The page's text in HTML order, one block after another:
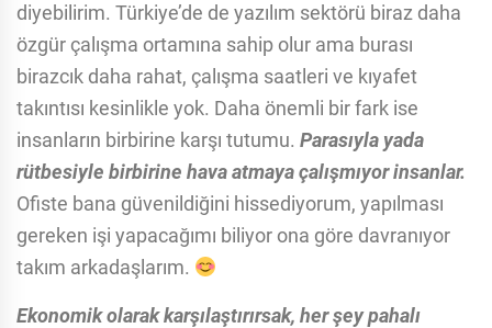
diyebilirim. Türkiye’de de yazılım sektörü biraz daha
özgür çalışma ortamına sahip olur ama burası
birazcık daha rahat, çalışma saatleri ve kıyafet
takıntısı kesinlikle​ yok. Daha önemli bir fark ise
insanların birbirine karşı tutumu. Parasıyla yada
rütbesiyle birbirine hava atmaya çalışmıyor insanlar.
Ofiste bana güvenildiğini hissediyorum, yapılması
gereken işi yapacağımı biliyor ona göre davranıyor
takım arkadaşlarım.
Ekonomik olarak karşılaştırırsak, her şey pahalı